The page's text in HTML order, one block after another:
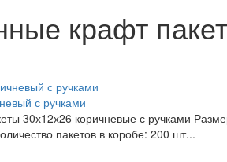
крафт
с ручками
30х12х26 коричневые с ручками
пакетов в коробе: 200 шт...